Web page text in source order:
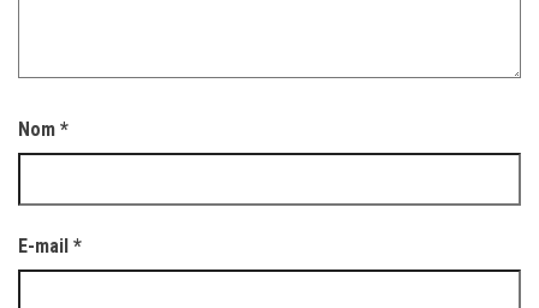
Nom *
E-mail *